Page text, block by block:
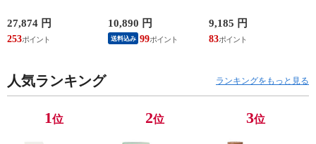
100ml 香水 フレグラ
ンス dior MISS DIOR
CHRISTIAN DIOR 新
27,874 円
253
NATURAL AZZARO
新品 未使用
10,890 円
送料込み 99
BURBERRY 新品 未
使用
9,185 円
83
人気ランキング ランキングをもっと見る
1位 2位 3位